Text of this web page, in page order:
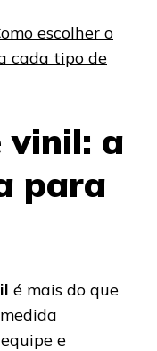
escolher o
cada tipo de
vinil: a
para
é mais do que
e